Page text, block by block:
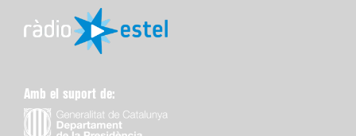
Amb el suport de: